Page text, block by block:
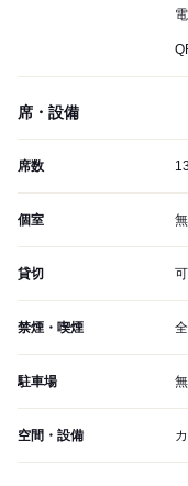
席・設備
席数
個室 無
貸切
禁煙・喫煙
駐車場 無
空間・設備